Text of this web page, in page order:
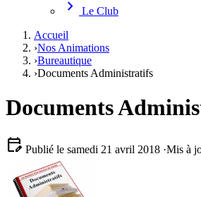
chevron_right
Le Club
Accueil
›Nos Animations
›Bureautique
›Documents Administratifs
Documents
edit_calendar Publié le samedi 21 avril 2018 ·Mis à